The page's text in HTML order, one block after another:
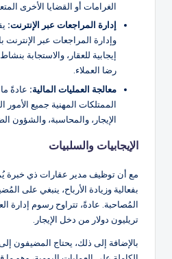
الغرامات أو القضايا الأخرى
إدارة المراجعات عبر الإنترنت:
وإدارة المراجعات عبر
إيجابية للعقار، والاستجابة
رضا العملاء.
معالجة العمليات المالية: عادةً
الممتلكات المهنية جميع الأمور
الإيجار، والمحاسبة، والشؤون
الإيجابيات والسلبيات
مع أن توظيف مدير عقارات ذي خبرة
بفعالية وزيادة الأرباح، ينبغي على
تريليون دولار من دخل الإيجار.
بالإضافة إلى ذلك، يحتاج المضيفون